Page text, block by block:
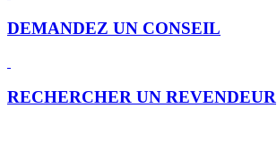
DEMANDEZ UN CONSEIL
RECHERCHER UN REVENDEUR